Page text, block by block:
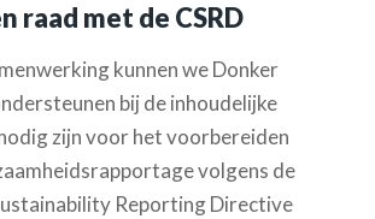
raad met de CSRD
kunnen we Donker
bij de inhoudelijke
zijnvoor het voorbereiden
volgens de
Reporting Directive